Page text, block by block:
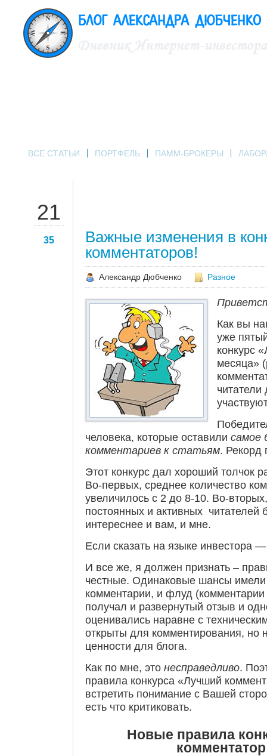
ВСЕ СТАТЬИ ПОРТФЕЛЬ ПАММ-БРОКЕРЫ
21
35
Важные изменения в
комментаторов!
Александр Дюбченко Разное
Как вы
уже
конкурс
месяца»
читатели
человека, которые оставили самое
комментариев к статьям. Рекорд
Этот конкурс дал хороший толчок
Во-первых, среднее количество
увеличилось с 2 до 8-10. Во-
постоянных и активных читателей
интереснее и вам, и мне.
Если сказать на языке инвестора
И все же, я должен признать –
честные. Одинаковые шансы имели
комментарии, и флуд
получал и развернутый отзыв и
оценивались наравне с
открыты для комментирования, но
ценности для блога.
Как по мне, это несправедливо.
правила конкурса «Лучший
встретить понимание с Вашей
есть что критиковать.
Новые правила